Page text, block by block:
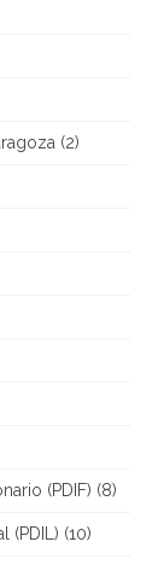
(2)
(PDIF) (8)
(PDIL) (10)